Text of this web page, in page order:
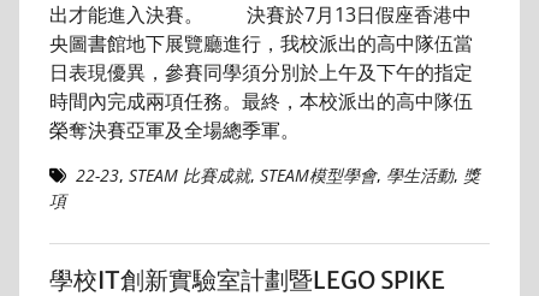
出才能進入決賽。 決賽於7月13日假座香港中
央圖書館地下展覽廳進行，我校派出的高中隊伍當
日表現優異，參賽同學須分別於上午及下午的指定
時間內完成兩項任務。最終，本校派出的高中隊伍
榮奪決賽亞軍及全場總季軍。
22-23, STEAM 比賽成就, STEAM模型學會, 學生活動, 獎
項
學校IT創新實驗室計劃暨LEGO SPIKE